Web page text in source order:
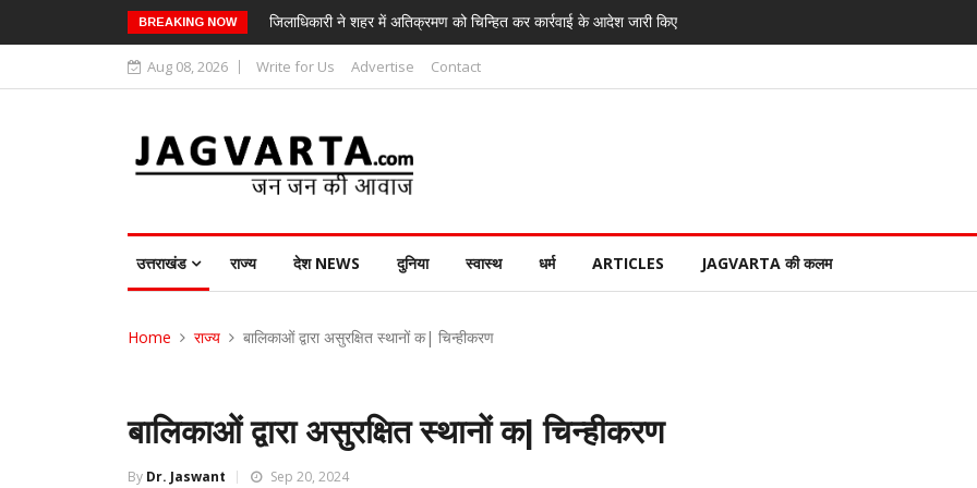
BREAKING NOW जिलाधिकारी ने शहर में अतिक्रमण को चिन्हित कर कार्रवाई के आदेश जारी किए
Aug 08, 2026 Write for Us Advertise Contact
उत्तराखंड राज्य देश NEWS दुनिया स्वास्थ धर्म ARTICLES JAGVARTA की कलम
Home राज्य बालिकाओं द्वारा असुरक्षित स्थानों क| चिन्हीकरण
बालिकाओं द्वारा असुरक्षित स्थानों क| चिन्हीकरण
By Dr. Jaswant Sep 20, 2024